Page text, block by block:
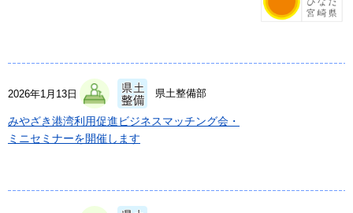
2026年1月13日 県土整備部
みやざき港湾利用促進ビジネスマッチング会・
ミニセミナーを開催します